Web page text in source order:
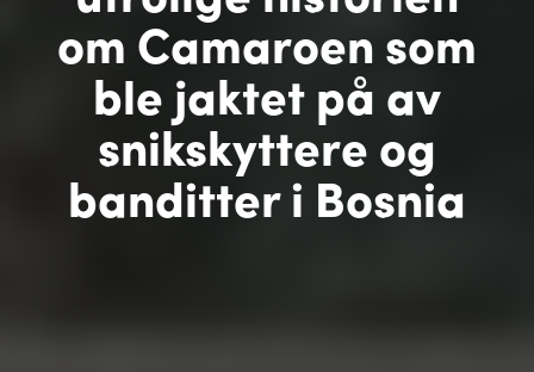
om Camaroen som
ble jaktet på av
snikskyttere og
banditter i Bosnia